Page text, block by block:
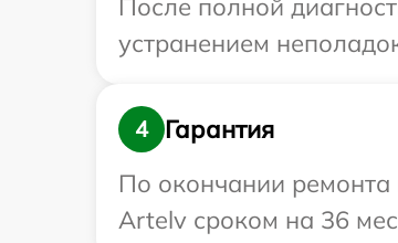
После полной
устранением
4
Гарантия
По окончании
Artelv сроком на 36